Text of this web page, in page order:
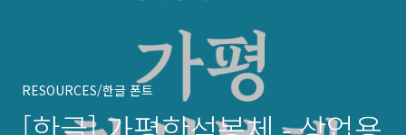
RESOURCES/한글 폰트